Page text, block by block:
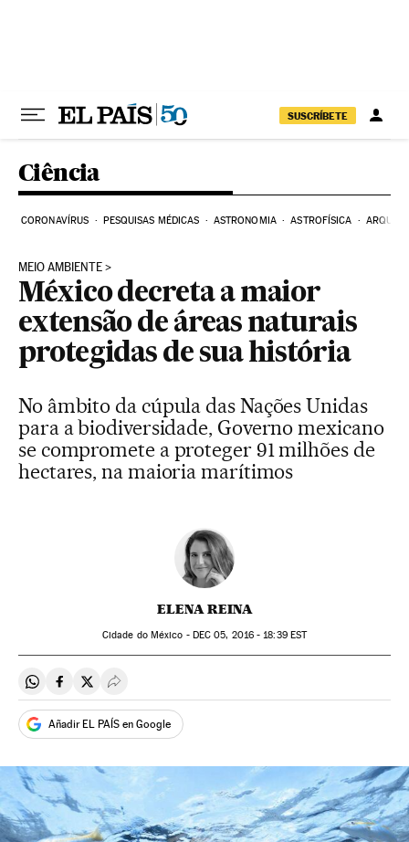
SUSCRÍBETE
Ciência
CORONAVÍRUS PESQUISAS MÉDICAS ASTRONOMIA ASTROFÍSICA
MEIO AMBIENTE
México decreta a maior
extensão de áreas naturais
protegidas de sua história
No âmbito da cúpula das Nações Unidas
para a biodiversidade, Governo mexicano
se compromete a proteger 91 milhões de
hectares, na maioria marítimos
ELENA REINA
Cidade do México - DEC 05, 2016 - 18:39EST
Compartir en Whatsapp
Compartir en Facebook
Compartir en Twitter
Desplegar Redes Sociales
Añadir EL PAÍS en Google